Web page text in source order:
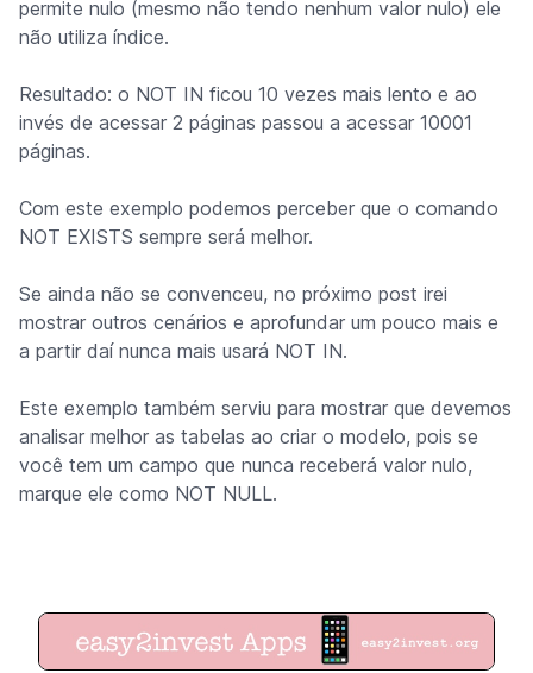
permite nulo (mesmo não tendo nenhum valor nulo) ele
não utiliza índice.
Resultado: o NOT IN ficou 10 vezes mais lento e ao
invés de acessar 2 páginas passou a acessar 10001
páginas.
Com este exemplo podemos perceber que o comando
NOT EXISTS sempre será melhor.
Se ainda não se convenceu, no próximo post irei
mostrar outros cenários e aprofundar um pouco mais e
a partir daí nunca mais usará NOT IN.
Este exemplo também serviu para mostrar que devemos
analisar melhor as tabelas ao criar o modelo, pois se
você tem um campo que nunca receberá valor nulo,
marque ele como NOT NULL.